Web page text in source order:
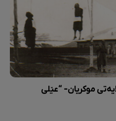
موکریان- “عێلی